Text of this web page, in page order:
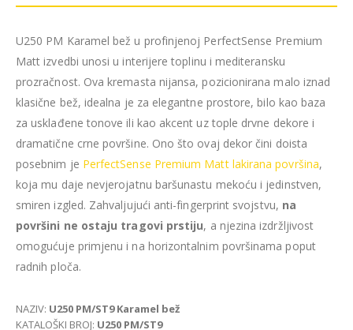
U250 PM Karamel bež u profinjenoj PerfectSense Premium
Matt izvedbi unosi u interijere toplinu i mediteransku
prozračnost. Ova kremasta nijansa, pozicionirana malo iznad
klasične bež, idealna je za elegantne prostore, bilo kao baza
za usklađene tonove ili kao akcent uz tople drvne dekore i
dramatične crne površine. Ono što ovaj dekor čini doista
posebnim je PerfectSense Premium Matt lakirana površina,
koja mu daje nevjerojatnu baršunastu mekoću i jedinstven,
smiren izgled. Zahvaljujući anti-fingerprint svojstvu, na
površini ne ostaju tragovi prstiju, a njezina izdržljivost
omogućuje primjenu i na horizontalnim površinama poput
radnih ploča.
NAZIV: U250 PM/ST9 Karamel bež
KATALOŠKI BROJ: U250 PM/ST9